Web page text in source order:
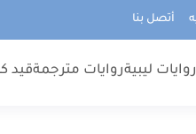
أتصل بنا
روايات ليبيةروايات مترجمةقيد